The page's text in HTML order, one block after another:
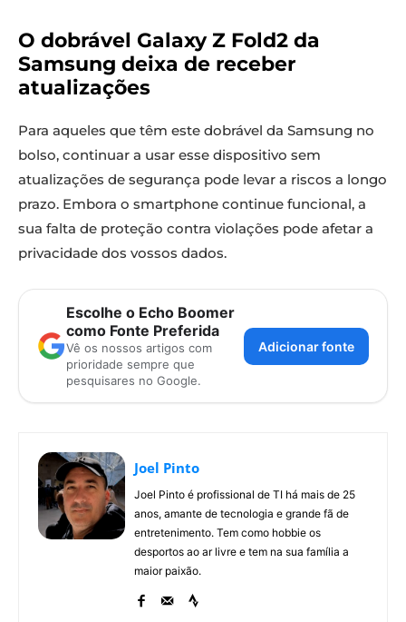
O dobrável Galaxy Z Fold2 da
Samsung deixa de receber
atualizações
Para aqueles que têm este dobrável da Samsung no
bolso, continuar a usar esse dispositivo sem
atualizações de segurança pode levar a riscos a longo
prazo. Embora o smartphone continue funcional, a
sua falta de proteção contra violações pode afetar a
privacidade dos vossos dados.
Escolhe o Echo Boomer
como Fonte Preferida
Vê os nossos artigos com
prioridade sempre que
pesquisares no Google.
Adicionar fonte
Joel Pinto
Joel Pinto é profissional de TI há mais de 25
anos, amante de tecnologia e grande fã de
entretenimento. Tem como hobbie os
desportos ao ar livre e tem na sua família a
maior paixão.